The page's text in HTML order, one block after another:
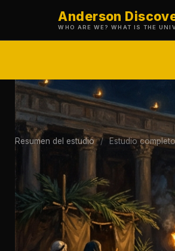
Anderson
WHO ARE WE? WHAT IS THE
Resumen del estudio / Estudio